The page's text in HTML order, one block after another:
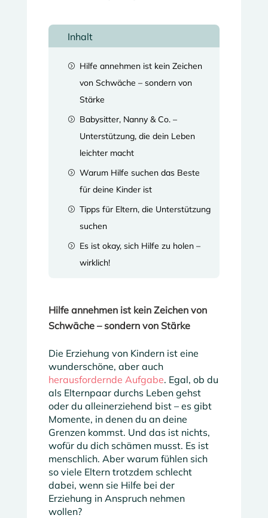
Inhalt
=
Hilfe annehmen ist kein Zeichen
von Schwäche – sondern von
Stärke
=
Babysitter, Nanny & Co. –
Unterstützung, die dein Leben
leichter macht
=
Warum Hilfe suchen das Beste
für deine Kinder ist
=
Tipps für Eltern, die Unterstützung
suchen
=
Es ist okay, sich Hilfe zu holen –
wirklich!
Hilfe annehmen ist kein Zeichen von
Schwäche – sondern von Stärke
Die Erziehung von Kindern ist eine
wunderschöne, aber auch
herausfordernde Aufgabe. Egal, ob du
als Elternpaar durchs Leben gehst
oder du alleinerziehend bist – es gibt
Momente, in denen du an deine
Grenzen kommst. Und das ist nichts,
wofür du dich schämen musst. Es ist
menschlich. Aber warum fühlen sich
so viele Eltern trotzdem schlecht
dabei, wenn sie Hilfe bei der
Erziehung in Anspruch nehmen
wollen?